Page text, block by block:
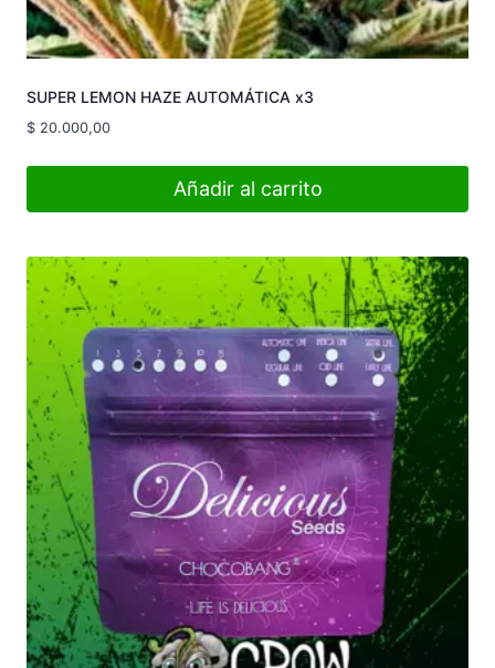
SUPER LEMON HAZE AUTOMÁTICA x3
$ 20.000,00
Añadir al carrito